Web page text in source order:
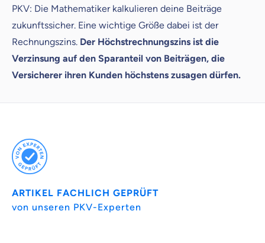
PKV: Die Mathematiker kalkulieren deine Beiträge
zukunftssicher. Eine wichtige Größe dabei ist der
Rechnungszins. Der Höchstrechnungszins ist die
Verzinsung auf den Sparanteil von Beiträgen, die
Versicherer ihren Kunden höchstens zusagen dürfen.
ARTIKEL FACHLICH GEPRÜFT
von unseren PKV-Experten
Objektive und faire Beratung
uns entscheidest.
Vergleich mit anderen Tarifen am Markt
Wir helfen dir dabei Unterschiede in
Versicherungen zu verstehen
Krankenvoll
Versicherung